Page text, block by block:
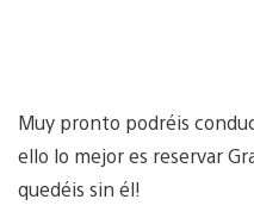
Muy pronto podréis
ello lo mejor es reservar
quedéis sin él!